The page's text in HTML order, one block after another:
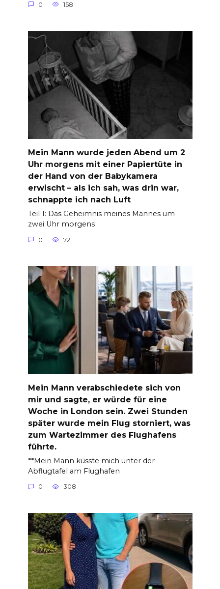
0 158
Mein Mann wurde jeden Abend um 2
Uhr morgens mit einer Papiertüte in
der Hand von der Babykamera
erwischt – als ich sah, was drin war,
schnappte ich nach Luft
Teil 1: Das Geheimnis meines Mannes um
zwei Uhr morgens
0 72
Mein Mann verabschiedete sich von
mir und sagte, er würde für eine
Woche in London sein. Zwei Stunden
später wurde mein Flug storniert, was
zum Wartezimmer des Flughafens
führte.
**Mein Mann küsste mich unter der
Abflugtafel am Flughafen
0 308